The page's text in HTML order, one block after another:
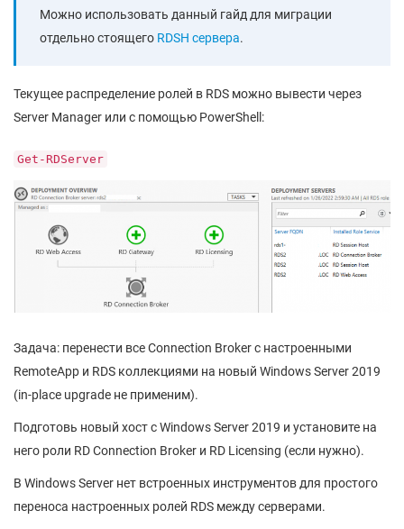
Можно использовать данный гайд для миграции
отдельно стоящего RDSH сервера.
Текущее распределение ролей в RDS можно вывести через
Server Manager или с помощью PowerShell:
Get-RDServer
Задача: перенести все Connection Broker с настроенными
RemoteApp и RDS коллекциями на новый Windows Server 2019
(in-place upgrade не применим).
Подготовь новый хост с Windows Server 2019 и установите на
него роли RD Connection Broker и RD Licensing (если нужно).
В Windows Server нет встроенных инструментов для простого
переноса настроенных ролей RDS между серверами.